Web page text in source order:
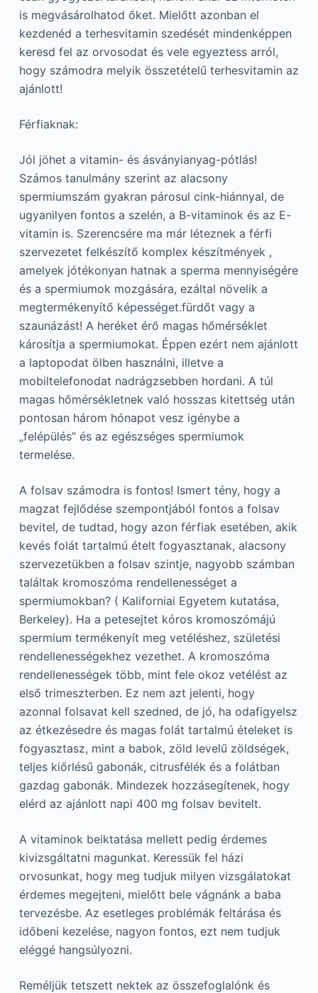
is megvásárolhatod őket. Mielőtt azonban el
kezdenéd a terhesvitamin szedését mindenképpen
keresd fel az orvosodat és vele egyeztess arról,
hogy számodra melyik összetételű terhesvitamin az
ajánlott!
Férfiaknak:
Jól jöhet a vitamin- és ásványianyag-pótlás!
Számos tanulmány szerint az alacsony
spermiumszám gyakran párosul cink-hiánnyal, de
ugyanilyen fontos a szelén, a B-vitaminok és az E-
vitamin is. Szerencsére ma már léteznek a férfi
szervezetet felkészítő komplex készítmények ,
amelyek jótékonyan hatnak a sperma mennyiségére
és a spermiumok mozgására, ezáltal növelik a
megtermékenyítő képességet.fürdőt vagy a
szaunázást! A heréket érő magas hőmérséklet
károsítja a spermiumokat. Éppen ezért nem ajánlott
a laptopodat ölben használni, illetve a
mobiltelefonodat nadrágzsebben hordani. A túl
magas hőmérsékletnek való hosszas kitettség után
pontosan három hónapot vesz igénybe a
„felépülés” és az egészséges spermiumok
termelése.
A folsav számodra is fontos! Ismert tény, hogy a
magzat fejlődése szempontjából fontos a folsav
bevitel, de tudtad, hogy azon férfiak esetében, akik
kevés folát tartalmú ételt fogyasztanak, alacsony
szervezetükben a folsav szintje, nagyobb számban
találtak kromoszóma rendellenességet a
spermiumokban? ( Kaliforniai Egyetem kutatása,
Berkeley). Ha a petesejtet kóros kromoszómájú
spermium termékenyít meg vetéléshez, születési
rendellenességekhez vezethet. A kromoszóma
rendellenességek több, mint fele okoz vetélést az
első trimeszterben. Ez nem azt jelenti, hogy
azonnal folsavat kell szedned, de jó, ha odafigyelsz
az étkezésedre és magas folát tartalmú ételeket is
fogyasztasz, mint a babok, zöld levelű zöldségek,
teljes kiőrlésű gabonák, citrusfélék és a folátban
gazdag gabonák. Mindezek hozzásegítenek, hogy
elérd az ajánlott napi 400 mg folsav bevitelt.
A vitaminok beiktatása mellett pedig érdemes
kivizsgáltatni magunkat. Keressük fel házi
orvosunkat, hogy meg tudjuk milyen vizsgálatokat
érdemes megejteni, mielőtt bele vágnánk a baba
tervezésbe. Az esetleges problémák feltárása és
időbeni kezelése, nagyon fontos, ezt nem tudjuk
eléggé hangsúlyozni.
Reméljük tetszett nektek az összefoglalónk és